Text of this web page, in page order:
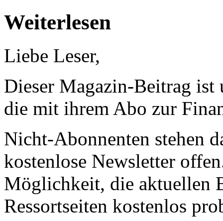
Weiterlesen
Liebe Leser,
Dieser Magazin-Beitrag ist
die mit ihrem Abo zur
Nicht-Abonnenten stehen
kostenlose Newsletter
Möglichkeit, die aktuellen
Ressortseiten kostenlos